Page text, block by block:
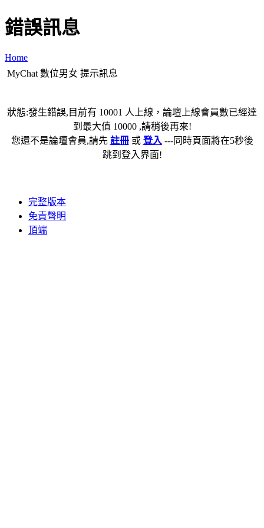
錯誤訊息
Home
MyChat 數位男女 提示訊息
狀態:發生錯誤,目前有 10001 人上線，論壇上線會員數已經達
到最大值 10000 ,請稍後再來!
您還不是論壇會員,請先 註冊或 登入 ---同時頁面將在5秒後
跳到登入界面!
完整版本
免責聲明
頂端